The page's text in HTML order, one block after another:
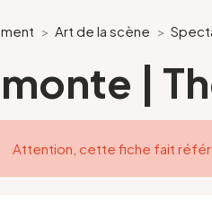
> Art de la scène >
|
Attention, cette fiche fait